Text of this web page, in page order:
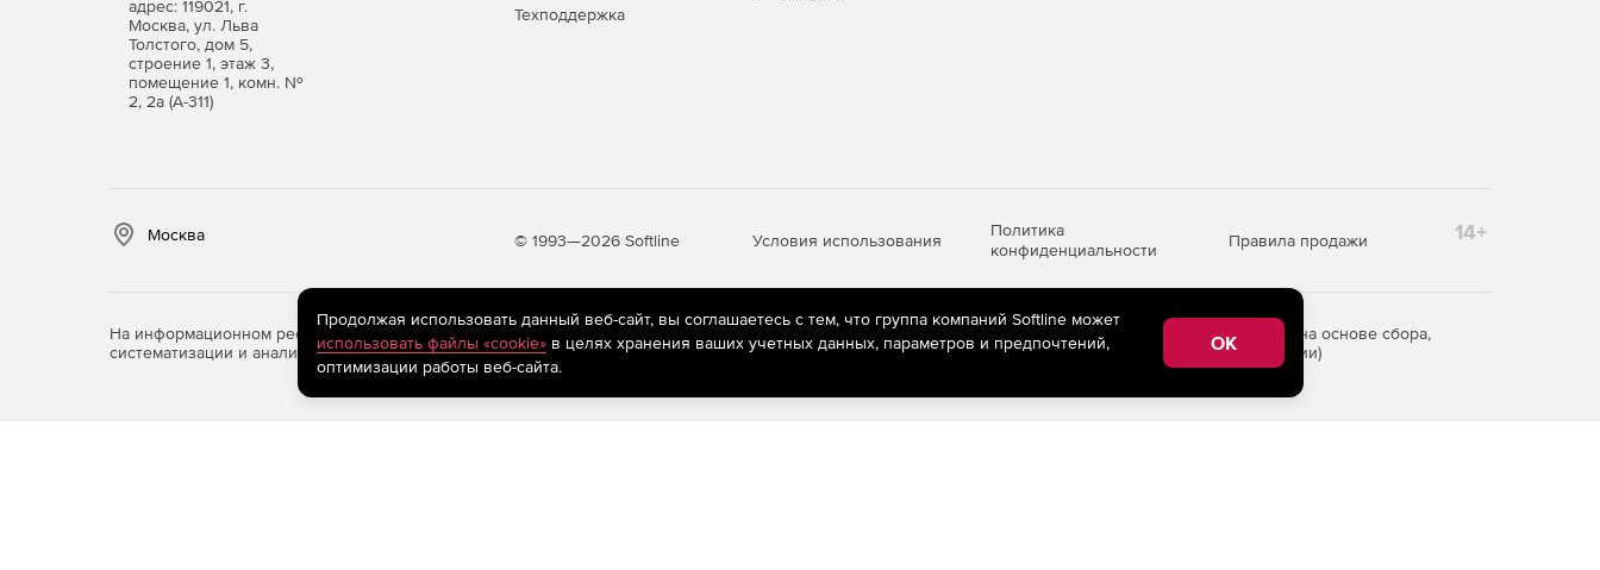
адрес: 119021, г.
Москва, ул. Льва
Толстого, дом 5,
строение 1, этаж 3,
помещение 1, комн. №
2, 2а (А-311)
Техподдержка
Москва © 1993—2026 Softline Условия использования
Политика
конфиденциальности
Правила продажи 14+
На информационном ресурсе store.softline.ru применяются рекомендательные технологии
(информационные технологии предоставления информации на основе сбора,
систематизации и анализа сведений, относящихся к предпочтениям пользователей сети «Интернет», находящихся на территории Российской Федерации)
Продолжая использовать данный веб-сайт, вы соглашаетесь с тем, что группа компаний Softline может
использовать файлы «cookie»в целях хранения ваших учетных данных, параметров и предпочтений,
оптимизации работы веб-сайта.
OK